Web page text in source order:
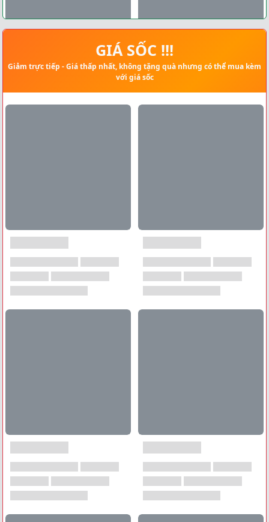
GIÁ SỐC !!!
Giảm trực tiếp - Giá thấp nhất, không tặng quà nhưng có thể mua kèm
với giá sốc